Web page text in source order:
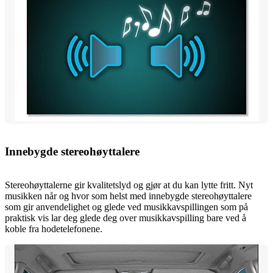
Innebygde stereohøyttalere
Stereohøyttalerne gir kvalitetslyd og gjør at du kan lytte fritt. Nyt
musikken når og hvor som helst med innebygde stereohøyttalere
som gir anvendelighet og glede ved musikkavspillingen som på
praktisk vis lar deg glede deg over musikkavspilling bare ved å
koble fra hodetelefonene.